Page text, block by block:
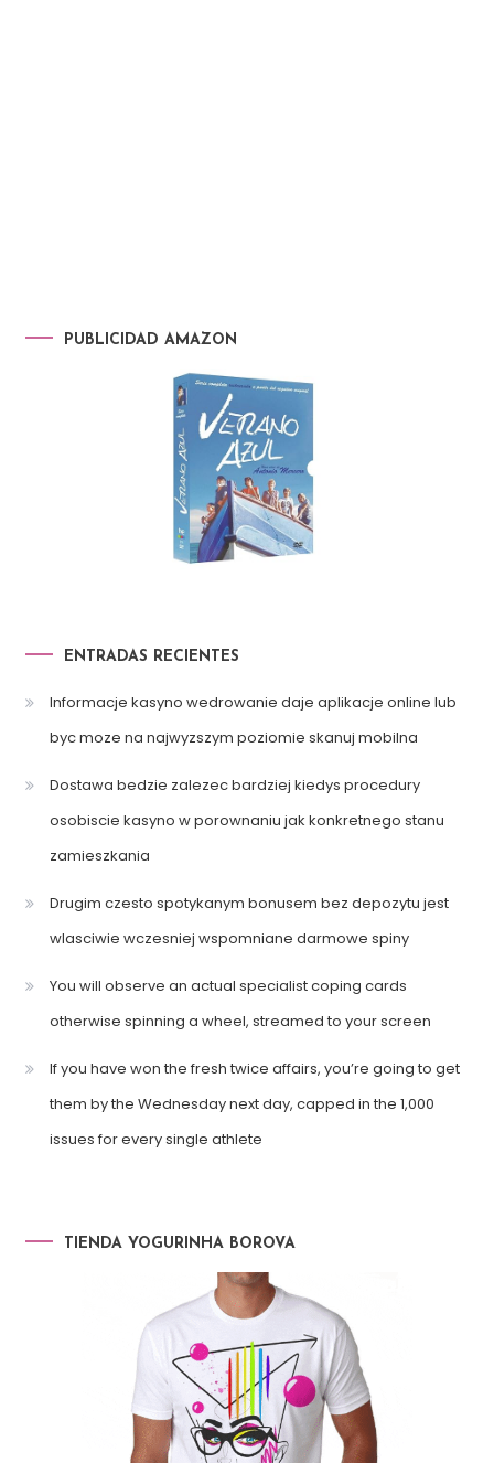
PUBLICIDAD AMAZON
ENTRADAS RECIENTES
Informacje kasyno wedrowanie daje aplikacje online lub
byc moze na najwyzszym poziomie skanuj mobilna
Dostawa bedzie zalezec bardziej kiedys procedury
osobiscie kasyno w porownaniu jak konkretnego stanu
zamieszkania
Drugim czesto spotykanym bonusem bez depozytu jest
wlasciwie wczesniej wspomniane darmowe spiny
You will observe an actual specialist coping cards
otherwise spinning a wheel, streamed to your screen
If you have won the fresh twice affairs, you’re going to get
them by the Wednesday next day, capped in the 1,000
issues for every single athlete
TIENDA YOGURINHA BOROVA